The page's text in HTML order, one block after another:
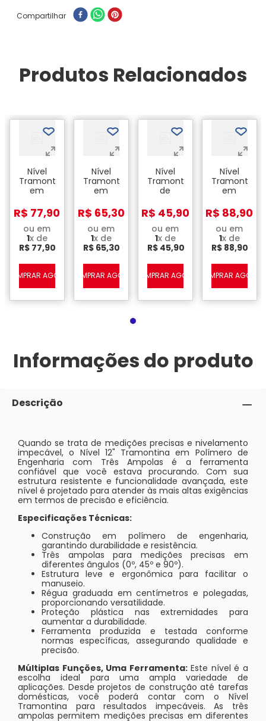
Compartilhar
Produtos Relacionados
Nível
Tramontina
em
de
Engenharia
com
Três
Ampolas
R$ 77,90
ou em
1x de
R$ 77,90
COMPRAR AGORA
Nível
Tramontina
em
de
Engenharia
com
Três
Ampolas
R$ 65,30
ou em
1x de
R$ 65,30
COMPRAR AGORA
Nível
Tramontina
de
com
Ampola
Removível
para 3
Posições
mm
R$ 45,90
ou em
1x de
R$ 45,90
COMPRAR AGORA
Nível
Tramontina
em
com 3
Ampolas
600 mm
- 24"
R$ 88,90
ou em
1x de
R$ 88,90
COMPRAR AGORA
Informações do produto
Descrição
Quando se trata de medições precisas e nivelamento
impecável, o Nível 12" Tramontina em Polímero de
Engenharia com Três Ampolas é a ferramenta
confiável que você estava procurando. Com sua
estrutura resistente e funcionalidade avançada, este
nível é projetado para atender às mais altas exigências
em termos de precisão e eficiência.
Especificações Técnicas:
Construção em polímero de engenharia,
garantindo durabilidade e resistência.
Três ampolas para medições precisas em
diferentes ângulos (0º, 45º e 90º).
Estrutura leve e ergonômica para facilitar o
manuseio.
Régua graduada em centímetros e polegadas,
proporcionando versatilidade.
Proteção plástica nas extremidades para
aumentar a durabilidade.
Ferramenta produzida e testada conforme
normas específicas, assegurando qualidade e
precisão.
Múltiplas Funções, Uma Ferramenta:Este nível é a
escolha ideal para uma ampla variedade de
aplicações. Desde projetos de construção até tarefas
domésticas, você poderá contar com o Nível
Tramontina para resultados impecáveis. As três
ampolas permitem medições precisas em diferentes